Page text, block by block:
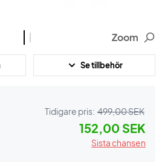
Zoom
Se tillbehör
Tidigare pris: 499,00 SEK
152,00 SEK
Sista chansen